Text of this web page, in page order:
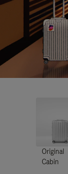
Original
Cabin